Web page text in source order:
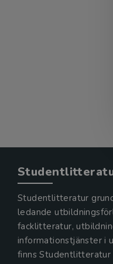
Studentlitteratur
ledande
facklitteratur,
informationstjänster i
finns Studentlitteratur